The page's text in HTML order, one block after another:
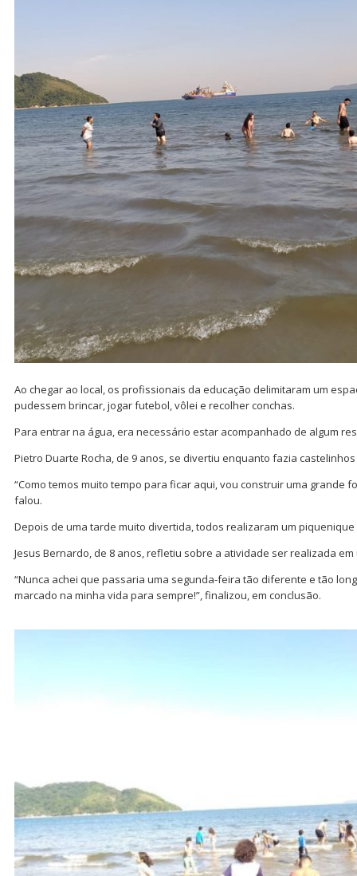
Ao chegar ao local, os profissionais da educação delimitaram um
pudessem brincar, jogar futebol, vôlei e recolher conchas.
Para entrar na água, era necessário estar acompanhado de algum
Pietro Duarte Rocha, de 9 anos, se divertiu enquanto fazia
“Como temos muito tempo para ficar aqui, vou construir uma grande
falou.
Depois de uma tarde muito divertida, todos realizaram um
Jesus Bernardo, de 8 anos, refletiu sobre a atividade ser realizada
“Nunca achei que passaria uma segunda-feira tão diferente e tão
marcado na minha vida para sempre!”, finalizou, em conclusão.